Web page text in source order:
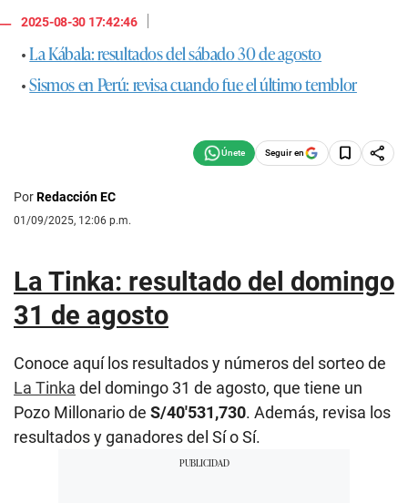
2025-08-30 17:42:46
|
•La Kábala: resultados del sábado 30 de agosto
•Sismos en Perú: revisa cuando fue el último temblor
Seguir en
PorRedacción EC
01/09/2025, 12:06 p.m.
La Tinka: resultado del domingo
31 de agosto
Conoce aquí los resultados y números del sorteo de
La Tinka del domingo 31 de agosto, que tiene un
Pozo Millonario de S/40′531,730. Además, revisa los
resultados y ganadores del Sí o Sí.